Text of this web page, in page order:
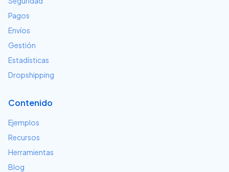
Pagos
Envíos
Gestión
Estadísticas
Dropshipping
Contenido
Ejemplos
Recursos
Herramientas
Blog